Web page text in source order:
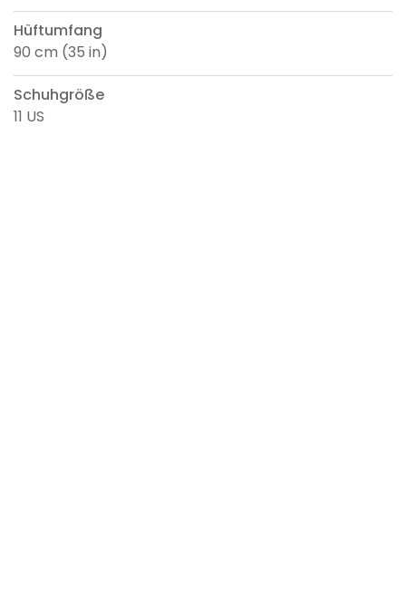
Hüftumfang
90 cm (35 in)
Schuhgröße
11 US